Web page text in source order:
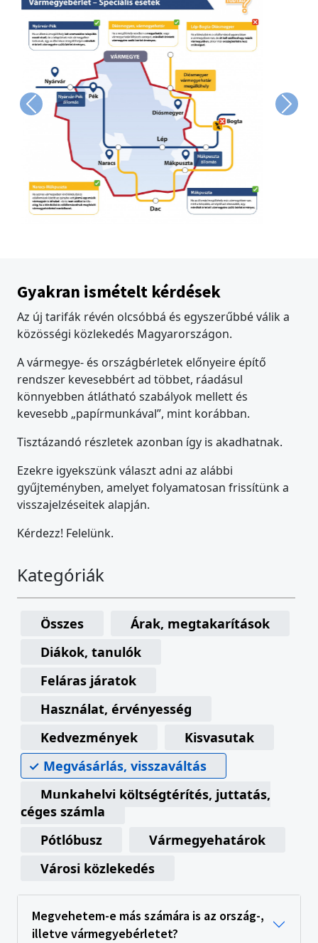
Previous Next
Gyakran ismételt kérdések
Az új tarifák révén olcsóbbá és egyszerűbbé válik a
közösségi közlekedés Magyarországon.
A vármegye- és országbérletek előnyeire építő
rendszer kevesebbért ad többet, ráadásul
könnyebben átlátható szabályok mellett és
kevesebb „papírmunkával”, mint korábban.
Tisztázandó részletek azonban így is akadhatnak.
Ezekre igyekszünk választ adni az alábbi
gyűjteményben, amelyet folyamatosan frissítünk a
visszajelzéseitek alapján.
Kérdezz! Felelünk.
Kategóriák
Összes
Árak, megtakarítások
Diákok, tanulók
Feláras járatok
Használat, érvényesség
Kedvezmények
Kisvasutak
Megvásárlás, visszaváltás
Munkahelyi költségtérítés, juttatás,
céges számla
Pótlóbusz
Vármegyehatárok
Városi közlekedés
Megvehetem-e más számára is az ország-,
illetve vármegyebérletet?